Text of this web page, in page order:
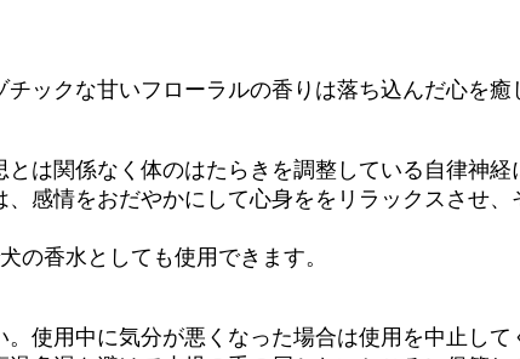
ックな甘いフローラルの香りは落ち込んだ心を
は関係なく体のはたらきを調整している自律神
感情をおだやかにして心身ををリラックスさせ
の香水としても使用できます。
使用中に気分が悪くなった場合は使用を中止し